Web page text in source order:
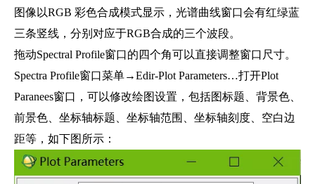
图像以RGB 彩色合成模式显示，光谱曲线窗口会有红绿蓝
三条竖线，分别对应于RGB合成的三个波段。
拖动Spectral Profile窗口的四个角可以直接调整窗口尺寸。
Spectra Profile窗口菜单→Edir-Plot Parameters…打开Plot
Paranees窗口，可以修改绘图设置，包括图标题、背景色、
前景色、坐标轴标题、坐标轴范围、坐标轴刻度、空白边
距等，如下图所示：